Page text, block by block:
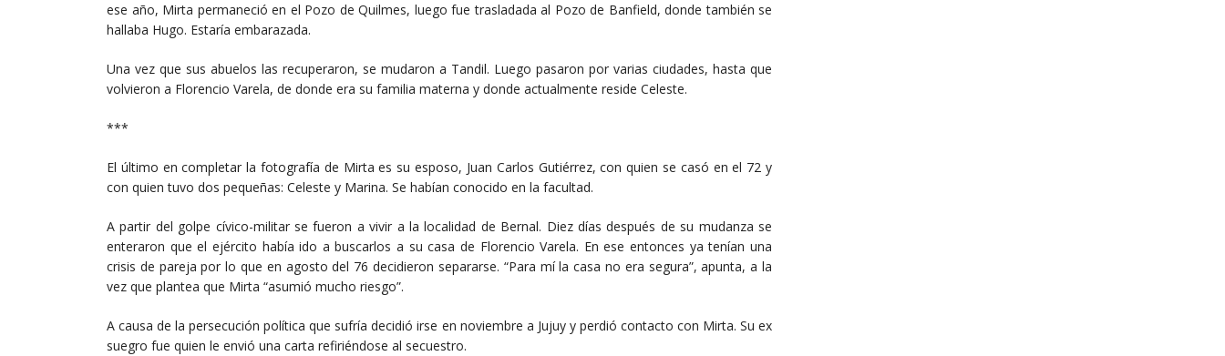
ese año, Mirta permaneció en el Pozo de Quilmes, luego fue trasladada al Pozo de Banfield, donde también se
hallaba Hugo. Estaría embarazada.
Una vez que sus abuelos las recuperaron, se mudaron a Tandil. Luego pasaron por varias ciudades, hasta que
volvieron a Florencio Varela, de donde era su familia materna y donde actualmente reside Celeste.
***
El último en completar la fotografía de Mirta es su esposo, Juan Carlos Gutiérrez, con quien se casó en el 72 y
con quien tuvo dos pequeñas: Celeste y Marina. Se habían conocido en la facultad.
A partir del golpe cívico-militar se fueron a vivir a la localidad de Bernal. Diez días después de su mudanza se
enteraron que el ejército había ido a buscarlos a su casa de Florencio Varela. En ese entonces ya tenían una
crisis de pareja por lo que en agosto del 76 decidieron separarse. “Para mí la casa no era segura”, apunta, a la
vez que plantea que Mirta “asumió mucho riesgo”.
A causa de la persecución política que sufría decidió irse en noviembre a Jujuy y perdió contacto con Mirta. Su ex
suegro fue quien le envió una carta refiriéndose al secuestro.